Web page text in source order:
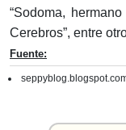
“Sodoma,
Cerebros”, entre
Fuente: